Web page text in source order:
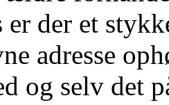
er der et
adresse
og selv det